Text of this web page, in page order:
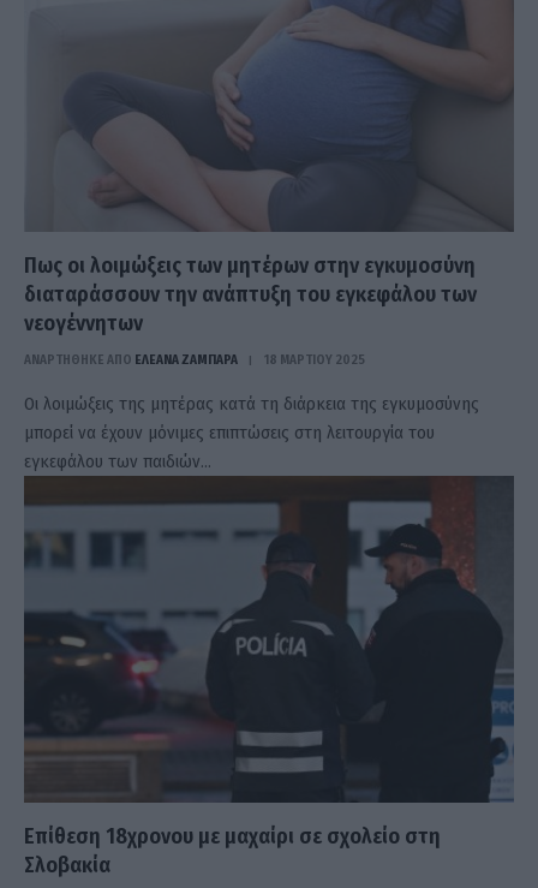
Πως οι λοιμώξεις των μητέρων στην εγκυμοσύνη
διαταράσσουν την ανάπτυξη του εγκεφάλου των
νεογέννητων
ΑΝΑΡΤΗΘΗΚΕ ΑΠΟ ΕΛΕΑΝΑ ΖΑΜΠΑΡΑ 18 ΜΑΡΤΊΟΥ 2025
Οι λοιμώξεις της μητέρας κατά τη διάρκεια της εγκυμοσύνης
μπορεί να έχουν μόνιμες επιπτώσεις στη λειτουργία του
εγκεφάλου των παιδιών…
Επίθεση 18χρονου με μαχαίρι σε σχολείο στη
Σλοβακία